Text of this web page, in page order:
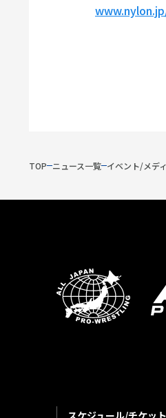
TOP ニュース一覧 イベント/メデ